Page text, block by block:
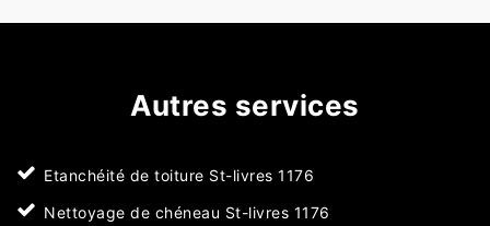
Autres services
Etanchéité de toiture St-livres 1176
Nettoyage de chéneau St-livres 1176